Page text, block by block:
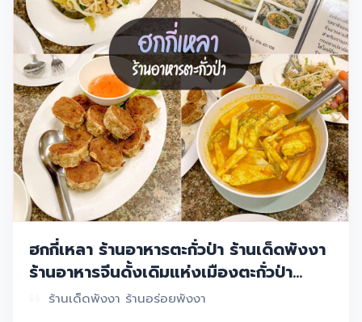
ฮกกี่เหลา ร้านอาหารตะกั่วป่า ร้านเด็ดพังงา
ร้านอาหารจีนดั้งเดิมแห่งเมืองตะกั่วป่า
แกงส้ม รสเด็ด
ร้านเด็ดพังงา ร้านอร่อยพังงา